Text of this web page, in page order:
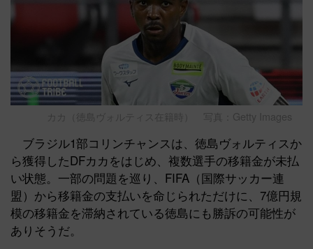
カカ（徳島ヴォルティス在籍時） 写真：Getty Images
ブラジル1部コリンチャンスは、徳島ヴォルティスか
ら獲得したDFカカをはじめ、複数選手の移籍金が未払
い状態。一部の問題を巡り、FIFA（国際サッカー連
盟）から移籍金の支払いを命じられただけに、7億円規
模の移籍金を滞納されている徳島にも勝訴の可能性が
ありそうだ。